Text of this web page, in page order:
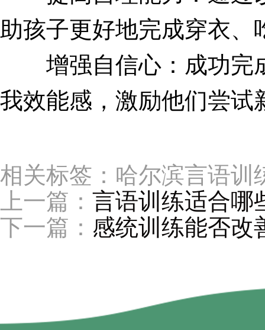
助孩子更好地完成穿衣、
增强自信心：成功完
我效能感，激励他们尝试
相关标签：哈尔滨言语
上一篇： 言语训练适合哪
下一篇： 感统训练能否改